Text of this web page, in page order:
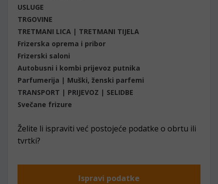
USLUGE
TRGOVINE
TRETMANI LICA | TRETMANI TIJELA
Frizerska oprema i pribor
Frizerski saloni
Autobusni i kombi prijevoz putnika
Parfumerija | Muški, ženski parfemi
TRANSPORT | PRIJEVOZ | SELIDBE
Svečane frizure
Želite li ispraviti već postojeće podatke o obrtu ili
tvrtki?
Ispravi podatke